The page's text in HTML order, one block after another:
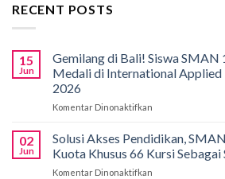
RECENT POSTS
15
Jun
Gemilang di Bali! Siswa SMAN
Medali di International
2026
Komentar Dinonaktifkan
di
Bali!
Siswa
02
Jun
Solusi Akses Pendidikan,
Kuota Khusus 66 Kursi
Komentar Dinonaktifkan